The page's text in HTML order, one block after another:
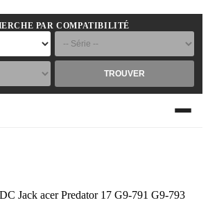
PAR COMPATIBILITÉ
TROUVER
Jack acer Predator 17 G9-791 G9-793